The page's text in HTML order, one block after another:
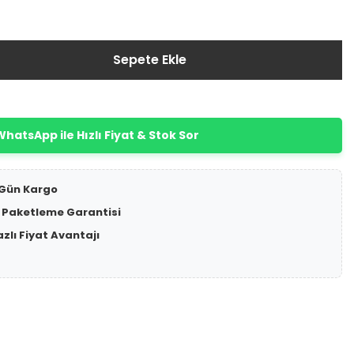
Sepete Ekle
ile Hızlı Fiyat & Stok Sor
Kargo
Paketleme Garantisi
Fiyat Avantajı